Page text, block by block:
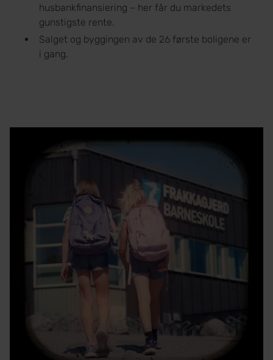
husbankfinansiering – her får du markedets
gunstigste rente.
Salget og byggingen av de 26 første boligene er
i gang.